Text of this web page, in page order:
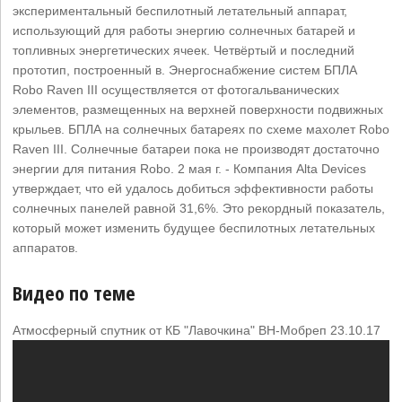
экспериментальный беспилотный летательный аппарат,
использующий для работы энергию солнечных батарей и
топливных энергетических ячеек. Четвёртый и последний
прототип, построенный в. Энергоснабжение систем БПЛА
Robo Raven III осуществляется от фотогальванических
элементов, размещенных на верхней поверхности подвижных
крыльев. БПЛА на солнечных батареях по схеме махолет Robo
Raven III. Солнечные батареи пока не производят достаточно
энергии для питания Robo. 2 мая г. - Компания Alta Devices
утверждает, что ей удалось добиться эффективности работы
солнечных панелей равной 31,6%. Это рекордный показатель,
который может изменить будущее беспилотных летательных
аппаратов.
Видео по теме
Атмосферный спутник от КБ "Лавочкина" ВН-Мобреп 23.10.17